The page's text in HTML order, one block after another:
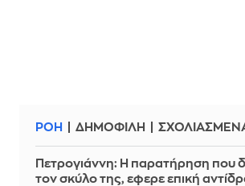
ΡΟΗ ΔΗΜΟΦΙΛΗ
Πετρογιάννη: Η παρατήρηση που
τον σκύλο της, εφερε επική